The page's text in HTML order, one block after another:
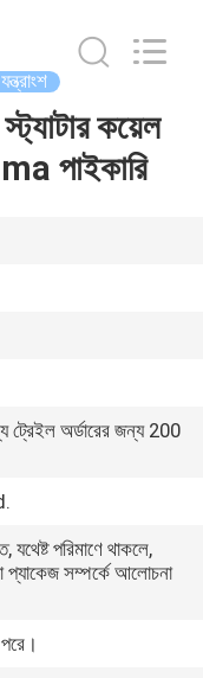
কয়েল
পাইকারি
ট্রেইল অর্ডারের জন্য 200
যথেষ্ট পরিমাণে থাকলে,
সম্পর্কে আলোচনা